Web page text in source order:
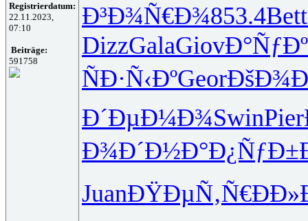
Registrierdatum:
22.11.2023,
07:10
Beiträge:
591758
Ð³Ð¾Ñ€Ð¾853.4Bett
DizzGalaGiov
ÑÐ·Ñ‹ÐºGeor
Ð´ÐµÐ¼Ð¾SwinPier
Ð¾Ð´Ð½Ð°
JuanÐŸÐµÑ‚Ñ€